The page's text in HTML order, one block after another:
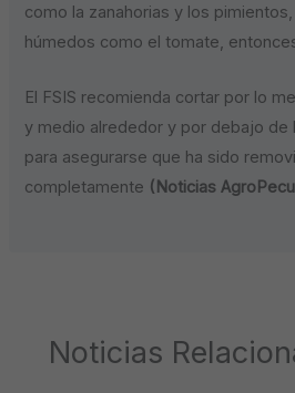
como la zanahorias y los
húmedos como el tomate,
El FSIS recomienda cortar por lo
y medio alrededor y por debajo de
para asegurarse que ha sido
completamente (Noticias
Noticias